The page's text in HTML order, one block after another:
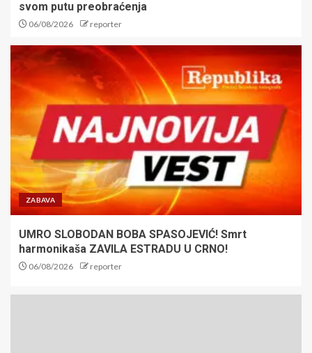
svom putu preobraćenja
06/08/2026 reporter
ZABAVA
UMRO SLOBODAN BOBA SPASOJEVIĆ! Smrt
harmonikaša ZAVILA ESTRADU U CRNO!
06/08/2026 reporter